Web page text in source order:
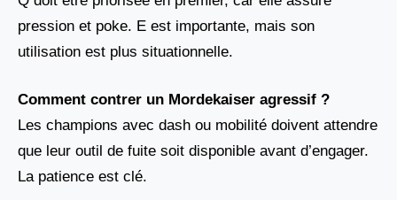
pression et poke. E est importante, mais son
utilisation est plus situationnelle.
Comment contrer un Mordekaiser agressif ?
Les champions avec dash ou mobilité doivent attendre
que leur outil de fuite soit disponible avant d’engager.
La patience est clé.